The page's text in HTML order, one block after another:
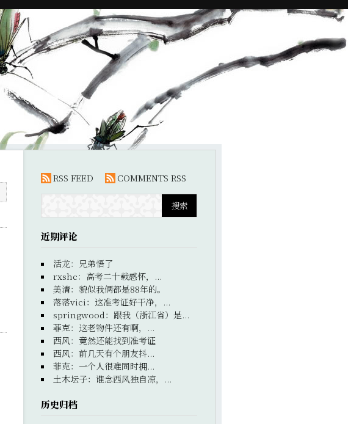
RSS FEED COMMENTS RSS
近期评论
活龙： 兄弟悟了
rxshc： 高考二十载感怀，...
美清： 貌似我俩都是88年的。
落落vici ： 这准考证好干净，...
springwood ： 跟我（浙江省）是...
菲克： 这老物件还有啊，...
西风： 竟然还能找到准考证
西风： 前几天有个朋友抖...
菲克： 一个人很难同时拥...
土木坛子： 谁念西风独自凉，...
历史归档